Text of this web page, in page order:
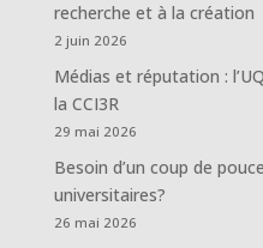
recherche et à la création
2 juin 2026
Médias et réputation :
la CCI3R
29 mai 2026
Besoin d’un coup de
universitaires?
26 mai 2026